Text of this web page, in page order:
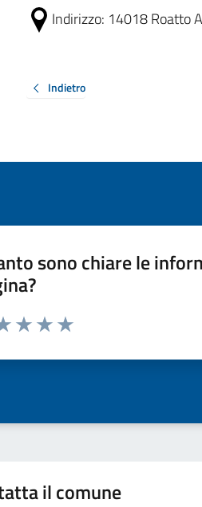
Indirizzo: 14018 Roatto
Indietro
sono chiare le
da 1 a 5 stelle la pagina
il comune